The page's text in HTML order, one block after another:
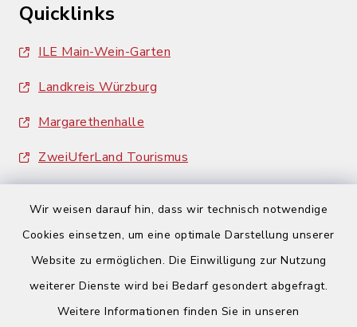
Wir weisen darauf hin, dass wir technisch notwendige
Cookies einsetzen, um eine optimale Darstellung unserer
Website zu ermöglichen. Die Einwilligung zur Nutzung
weiterer Dienste wird bei Bedarf gesondert abgefragt.
Weitere Informationen finden Sie in unseren
Quicklinks
ILE Main-Wein-Garten
Landkreis Würzburg
Margarethenhalle
ZweiUferLand Tourismus
Barrierefreiheit